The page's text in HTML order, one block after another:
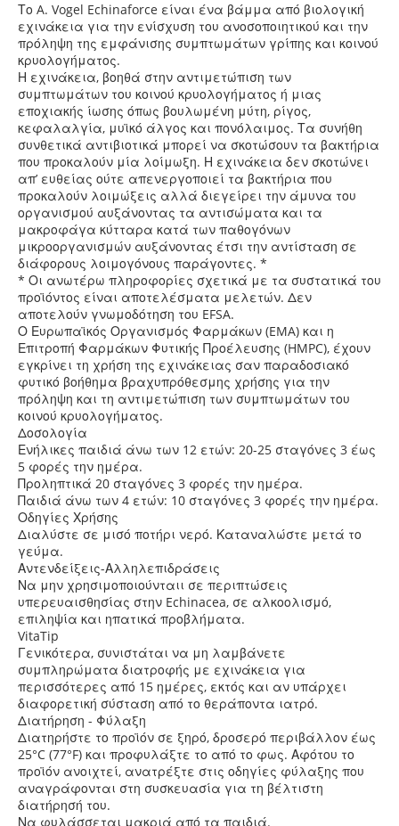
Το A. Vogel Echinaforce είναι ένα βάμμα από βιολογική
εχινάκεια για την ενίσχυση του ανοσοποιητικού και την
πρόληψη της εμφάνισης συμπτωμάτων γρίπης και κοινού
κρυολογήματος.
Η εχινάκεια, βοηθά στην αντιμετώπιση των
συμπτωμάτων του κοινού κρυολογήματος ή μιας
εποχιακής ίωσης όπως βουλωμένη μύτη, ρίγος,
κεφαλαλγία, μυϊκό άλγος και πονόλαιμος. Τα συνήθη
συνθετικά αντιβιοτικά μπορεί να σκοτώσουν τα βακτήρια
που προκαλούν μία λοίμωξη. Η εχινάκεια δεν σκοτώνει
απ’ ευθείας ούτε απενεργοποιεί τα βακτήρια που
προκαλούν λοιμώξεις αλλά διεγείρει την άμυνα του
οργανισμού αυξάνοντας τα αντισώματα και τα
μακροφάγα κύτταρα κατά των παθογόνων
μικροοργανισμών αυξάνοντας έτσι την αντίσταση σε
διάφορους λοιμογόνους παράγοντες. *
* Οι ανωτέρω πληροφορίες σχετικά με τα συστατικά του
προϊόντος είναι αποτελέσματα μελετών. Δεν
αποτελούν γνωμοδότηση του EFSA.
Ο Ευρωπαϊκός Οργανισμός Φαρμάκων (EMA) και η
Επιτροπή Φαρμάκων Φυτικής Προέλευσης (HMPC), έχουν
εγκρίνει τη χρήση της εχινάκειας σαν παραδοσιακό
φυτικό βοήθημα βραχυπρόθεσμης χρήσης για την
πρόληψη και τη αντιμετώπιση των συμπτωμάτων του
κοινού κρυολογήματος.
Δοσολογία
Ενήλικες παιδιά άνω των 12 ετών: 20-25 σταγόνες 3 έως
5 φορές την ημέρα.
Προληπτικά 20 σταγόνες 3 φορές την ημέρα.
Παιδιά άνω των 4 ετών: 10 σταγόνες 3 φορές την ημέρα.
Οδηγίες Χρήσης
Διαλύστε σε μισό ποτήρι νερό. Καταναλώστε μετά το
γεύμα.
Αντενδείξεις-Αλληλεπιδράσεις
Να μην χρησιμοποιούνταιι σε περιπτώσεις
υπερευαισθησίας στην Echinacea, σε αλκοολισμό,
επιληψία και ηπατικά προβλήματα.
VitaTip
Γενικότερα, συνιστάται να μη λαμβάνετε
συμπληρώματα διατροφής με εχινάκεια για
περισσότερες από 15 ημέρες, εκτός και αν υπάρχει
διαφορετική σύσταση από το θεράποντα ιατρό.
Διατήρηση - Φύλαξη
Διατηρήστε το προϊόν σε ξηρό, δροσερό περιβάλλον έως
25°C (77°F) και προφυλάξτε το από το φως. Αφότου το
προϊόν ανοιχτεί, ανατρέξτε στις οδηγίες φύλαξης που
αναγράφονται στη συσκευασία για τη βέλτιστη
διατήρησή του.
Να φυλάσσεται μακριά από τα παιδιά.